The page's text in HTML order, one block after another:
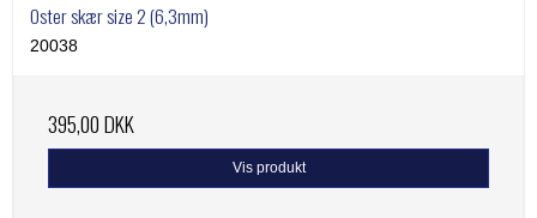
Oster skær size 2 (6,3mm)
20038
395,00 DKK
Vis produkt